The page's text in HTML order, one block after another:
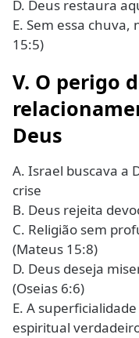
D. Deus restaura
E. Sem essa
15:5)
V. O perigo
Deus
A. Israel buscava a
crise
B. Deus rejeita
C. Religião sem
(Mateus 15:8)
D. Deus deseja
(Oseias 6:6)
E. A
espiritual